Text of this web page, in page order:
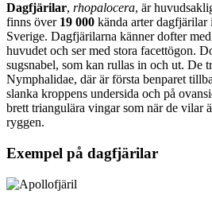
Dagfjärilar, rhopalocera, är
finns över 19 000 kända arter
Sverige. Dagfjärilarna känner dofter
huvudet och ser med stora facettögon.
sugsnabel, som kan rullas in och ut. De
Nymphalidae, där är första benparet
slanka kroppens undersida och på
brett triangulära vingar som när de vilar
ryggen.
Exempel på dagfjärilar